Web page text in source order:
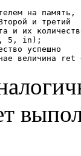
елем на память ,
торой и третий
а и их количеств
5, in);
ство успешно
ае величина ret